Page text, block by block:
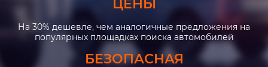
ЦЕНЫ
На 30% дешевле, чем аналогичные предложения на
популярных площадках поиска автомобилей
БЕЗОПАСНАЯ